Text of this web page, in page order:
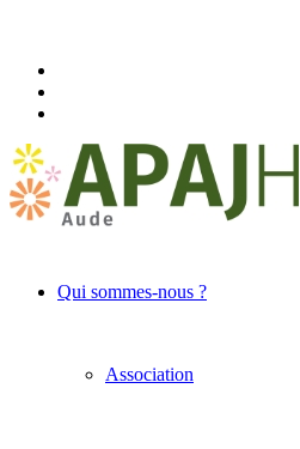
Qui sommes-nous ?
Association